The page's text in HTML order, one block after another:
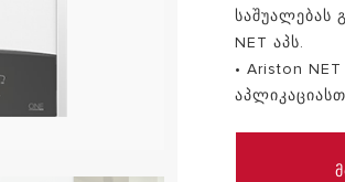
საშუალებას
NET აპს.
• Ariston